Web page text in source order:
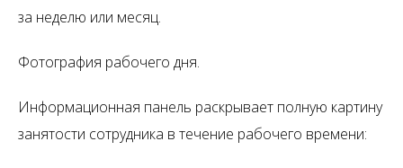
за неделю или месяц.
Фотография рабочего дня.
Информационная панель раскрывает полную картину
занятости сотрудника в течение рабочего времени: